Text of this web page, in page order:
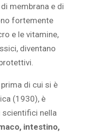
membrana e di
fortemente
e le vitamine,
diventano
di cui si è
(1930), è
nella
intestino,